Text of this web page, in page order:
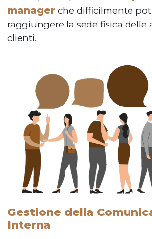
manager che difficilmente
raggiungere la sede fisica delle
clienti.
Gestione della
Interna